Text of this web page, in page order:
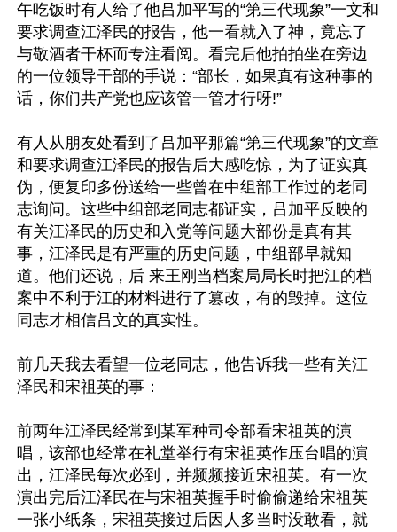
午吃饭时有人给了他吕加平写的“第三代现象”一文和
要求调查江泽民的报告，他一看就入了神，竟忘了
与敬酒者干杯而专注看阅。看完后他拍拍坐在旁边
的一位领导干部的手说：“部长，如果真有这种事的
话，你们共产党也应该管一管才行呀!”
有人从朋友处看到了吕加平那篇“第三代现象”的文章
和要求调查江泽民的报告后大感吃惊，为了证实真
伪，便复印多份送给一些曾在中组部工作过的老同
志询问。这些中组部老同志都证实，吕加平反映的
有关江泽民的历史和入党等问题大部份是真有其
事，江泽民是有严重的历史问题，中组部早就知
道。他们还说，后 来王刚当档案局局长时把江的档
案中不利于江的材料进行了篡改，有的毁掉。这位
同志才相信吕文的真实性。
前几天我去看望一位老同志，他告诉我一些有关江
泽民和宋祖英的事：
前两年江泽民经常到某军种司令部看宋祖英的演
唱，该部也经常在礼堂举行有宋祖英作压台唱的演
出，江泽民每次必到，并频频接近宋祖英。有一次
演出完后江泽民在与宋祖英握手时偷偷递给宋祖英
一张小纸条，宋祖英接过后因人多当时没敢看，就